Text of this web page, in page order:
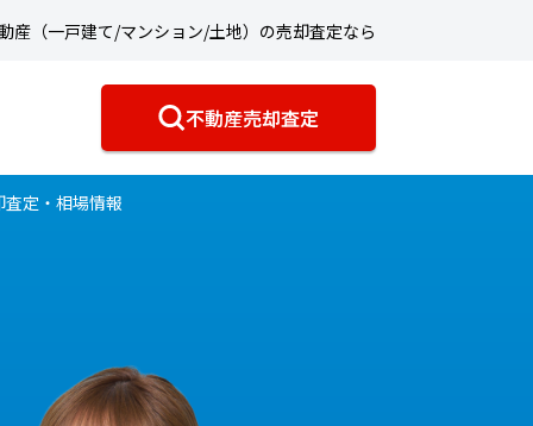
産（一戸建て/マンション/土地）の売却査定なら
不動産売却査定
定・相場情報